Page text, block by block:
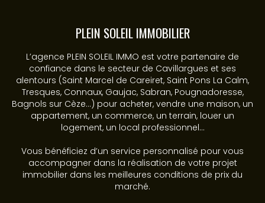
PLEIN SOLEIL IMMOBILIER
L’agence PLEIN SOLEIL IMMO est votre partenaire de
confiance dans le secteur de Cavillargues et ses
alentours (Saint Marcel de Careiret, Saint Pons La Calm,
Tresques, Connaux, Gaujac, Sabran, Pougnadoresse,
Bagnols sur Cèze...) pour acheter, vendre une maison, un
appartement, un commerce, un terrain, louer un
logement, un local professionnel...
Vous bénéficiez d’un service personnalisé pour vous
accompagner dans la réalisation de votre projet
immobilier dans les meilleures conditions de prix du
marché.